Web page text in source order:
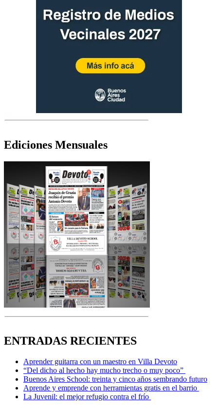
Ediciones Mensuales
ENTRADAS RECIENTES
Aprender guitarra con un maestro en Villa Devoto
“Del dicho al hecho hay mucho trecho o muy poco”
Buenos Aires School: treinta y cinco años sembrando futuro
Aprende y emprende con herramientas gratis en el barrio
La Juvenil: el mejor refugio contra el frío